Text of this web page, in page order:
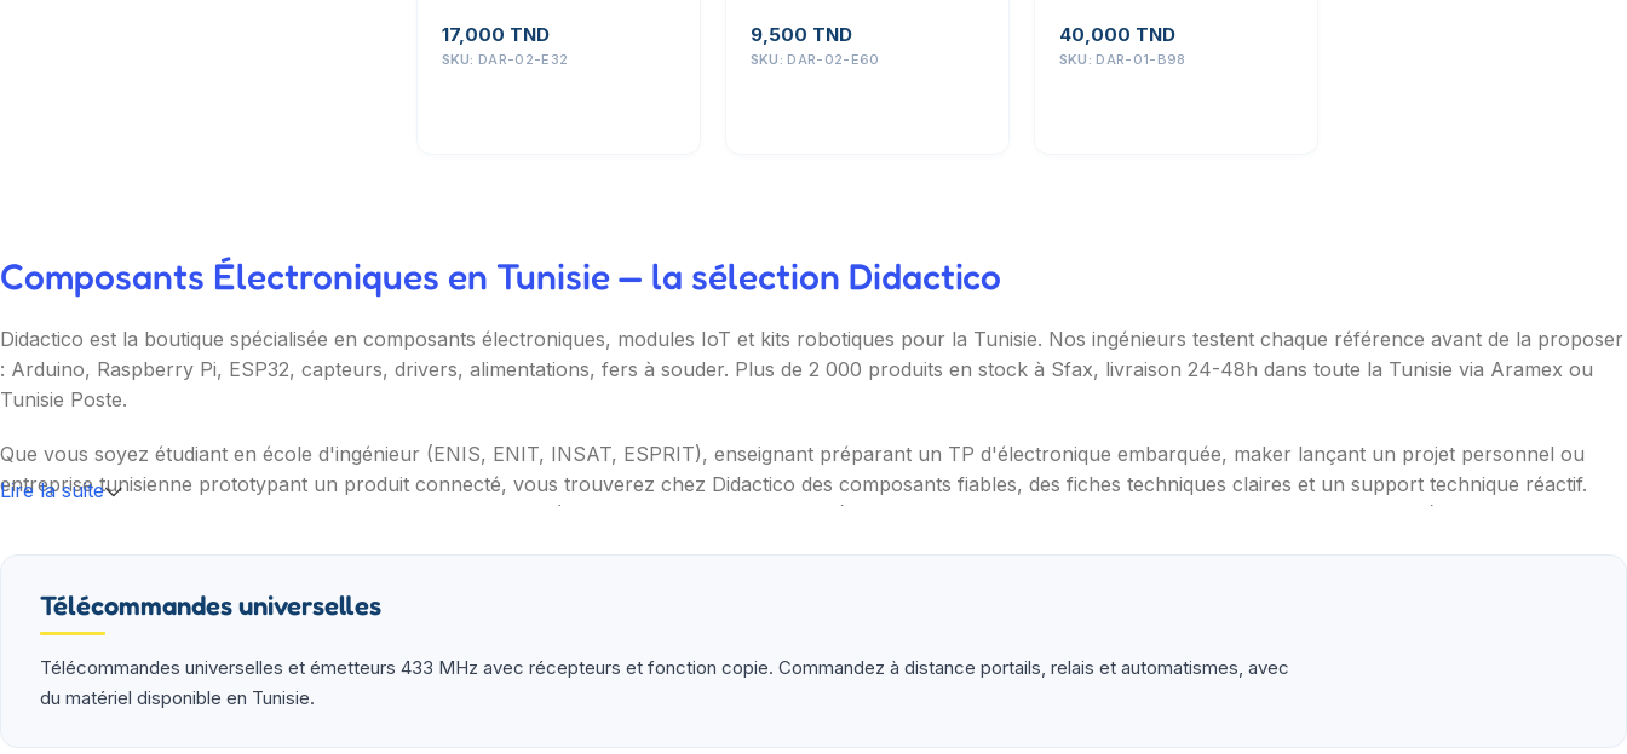
17,000 TND
SKU: DAR-02-E32
9,500 TND
SKU: DAR-02-E60
40,000 TND
SKU: DAR-01-B98
Composants Électroniques en Tunisie — la sélection Didactico
Didactico est la boutique spécialisée en composants électroniques, modules IoT et kits robotiques pour la Tunisie. Nos ingénieurs testent chaque référence avant de la proposer
: Arduino, Raspberry Pi, ESP32, capteurs, drivers, alimentations, fers à souder. Plus de 2 000 produits en stock à Sfax, livraison 24-48h dans toute la Tunisie via Aramex ou
Tunisie Poste.
Que vous soyez étudiant en école d'ingénieur (ENIS, ENIT, INSAT, ESPRIT), enseignant préparant un TP d'électronique embarquée, maker lançant un projet personnel ou
entreprise tunisienne prototypant un produit connecté, vous trouverez chez Didactico des composants fiables, des fiches techniques claires et un support technique réactif.
Nos catégories couvrent l'essentiel : cartes programmables (Arduino, Raspberry Pi, ESP32), capteurs et modules (température, distance, WiFi, LoRa, GSM), robotique
Lire la suite
Télécommandes universelles
Télécommandes universelles et émetteurs 433 MHz avec récepteurs et fonction copie. Commandez à distance portails, relais et automatismes, avec
du matériel disponible en Tunisie.